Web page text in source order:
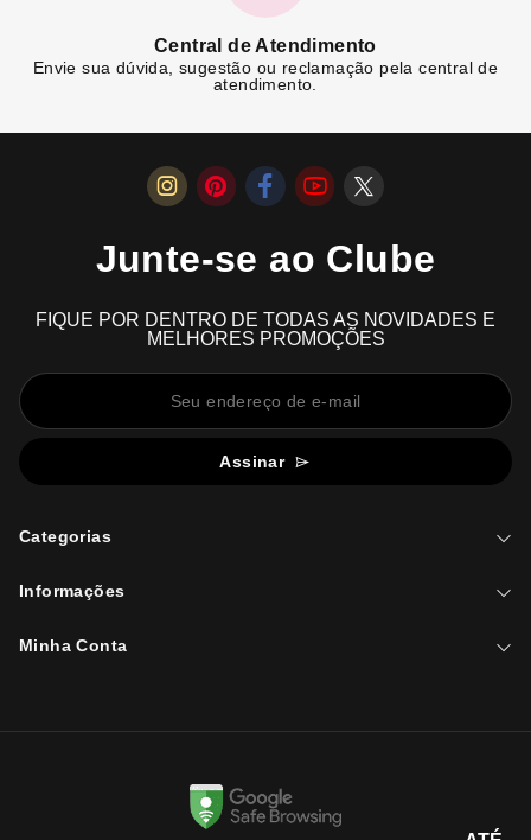
Central de Atendimento
Envie sua dúvida, sugestão ou reclamação pela central de
atendimento.
Junte-se ao Clube
FIQUE POR DENTRO DE TODAS AS NOVIDADES E
MELHORES PROMOÇÕES
Assinar
Categorias
Informações
Minha Conta